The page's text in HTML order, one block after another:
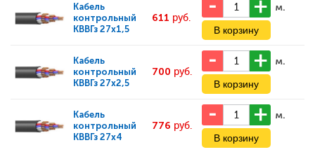
Кабель
контрольный
КВВГз 27х1,5
611 руб.
м.
Кабель
контрольный
КВВГз 27х2,5
700 руб.
м.
Кабель
контрольный
КВВГз 27х4
776 руб.
м.